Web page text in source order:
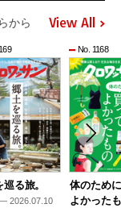
から View All
る旅。
2026.07.10
No. 1168
体のため
よかった